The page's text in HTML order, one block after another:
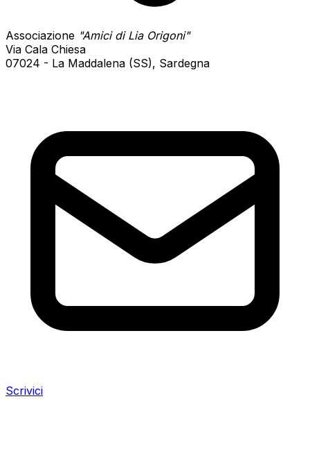
Associazione "Amici di Lia Origoni"
Via Cala Chiesa
07024 - La Maddalena (SS), Sardegna
Scrivici